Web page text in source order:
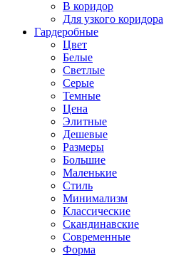
В коридор
Для узкого коридора
Гардеробные
Цвет
Белые
Светлые
Серые
Темные
Цена
Элитные
Дешевые
Размеры
Большие
Маленькие
Стиль
Минимализм
Классические
Скандинавские
Современные
Форма